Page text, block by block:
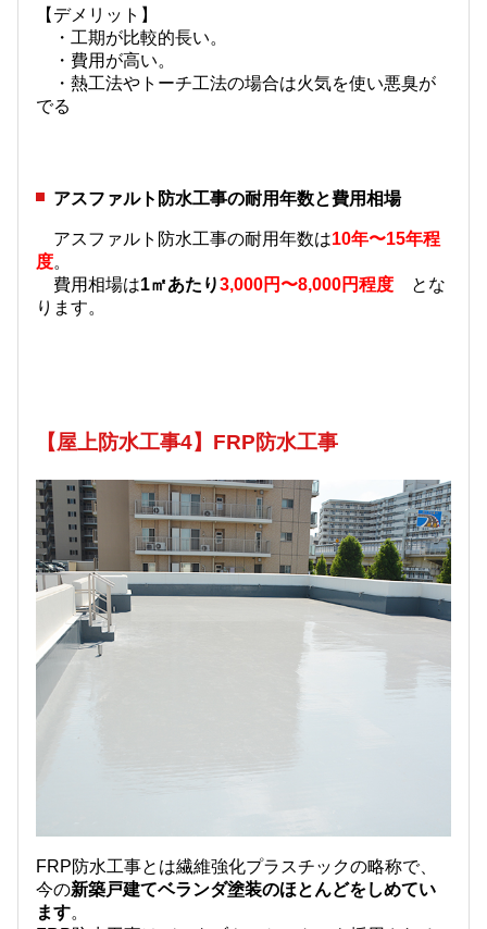
【デメリット】
・工期が比較的長い。
・費用が高い。
・熱工法やトーチ工法の場合は火気を使い悪臭が
でる
アスファルト防水工事の耐用年数と費用相場
アスファルト防水工事の耐用年数は10年〜15年程
度。
費用相場は1㎡あたり3,000円〜8,000円程度
とな
ります。
【屋上防水工事4】FRP防水工事
FRP防水工事とは繊維強化プラスチックの略称で、
今の新築戸建てベランダ塗装のほとんどをしめてい
ます。